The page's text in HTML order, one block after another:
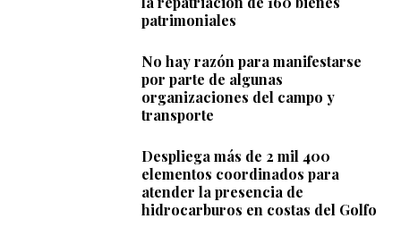
patrimoniales
No hay razón para manifestarse
por parte de algunas
organizaciones del campo y
transporte
Despliega más de 2 mil 400
elementos coordinados para
atender la presencia de
hidrocarburos en costas del Golfo